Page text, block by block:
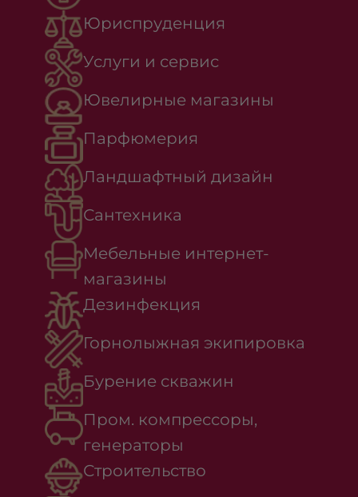
Юриспруденция
Услуги и сервис
Ювелирные магазины
Парфюмерия
Ландшафтный дизайн
Сантехника
Мебельные интернет-
магазины
Дезинфекция
Горнолыжная экипировка
Бурение скважин
Пром. компрессоры,
генераторы
Строительство